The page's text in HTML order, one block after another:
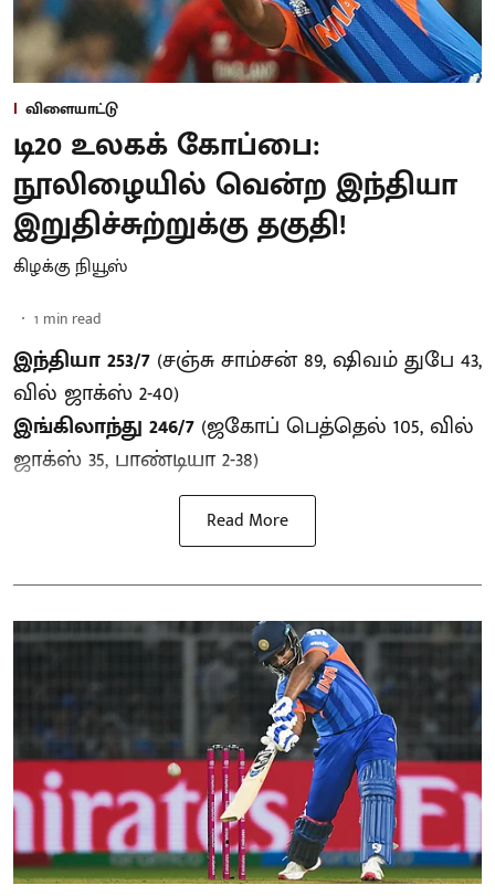
விளையாட்டு
டி20 உலகக் கோப்பை:
நூலிழையில் வென்ற இந்தியா
இறுதிச்சுற்றுக்கு தகுதி!
கிழக்கு நியூஸ்
1 min read
இந்தியா 253/7 (சஞ்சு சாம்சன் 89, ஷிவம் துபே 43,
வில் ஜாக்ஸ் 2-40)
இங்கிலாந்து 246/7 (ஜகோப் பெத்தெல் 105, வில்
ஜாக்ஸ் 35, பாண்டியா 2-38)
Read More